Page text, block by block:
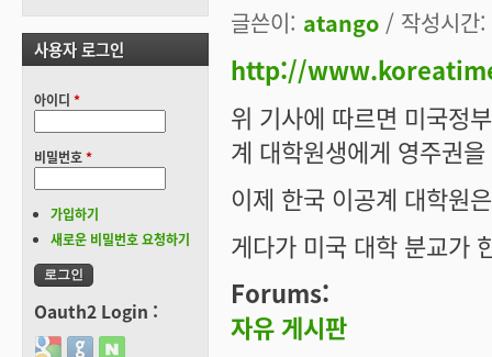
글쓴이: atango / 작성시
http://
위 기사에 따르면 미국정
계 대학원생에게 영주권
이제 한국 이공계 대학원
게다가 미국 대학 분교가
Forums:
자유 게시판
사용자 로그인
아이디 *
비밀번호*
가입하기
새로운 비밀번호 요청하기
Oauth2 Login :
Login with Google
Login with GitHub
Login with Naver